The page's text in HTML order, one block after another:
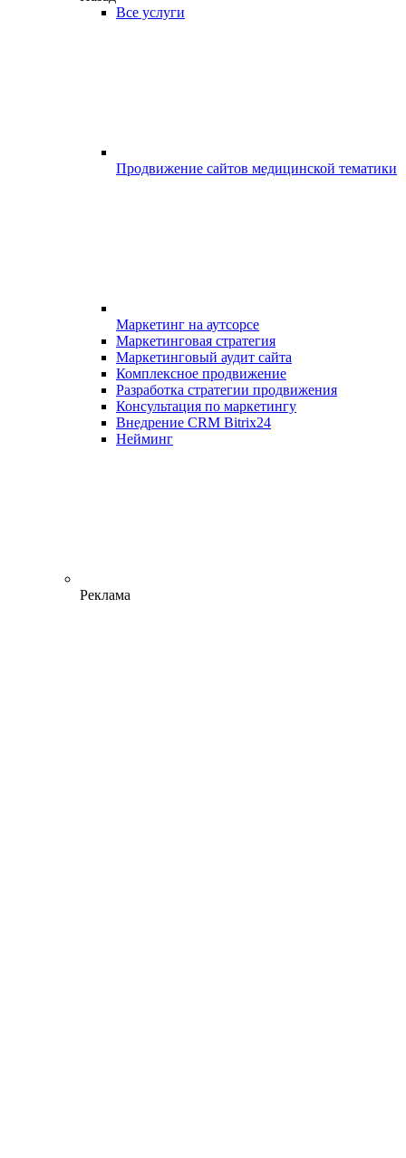
Все услуги
Продвижение сайтов медицинской тематики
Маркетинг на аутсорсе
Маркетинговая стратегия
Маркетинговый аудит сайта
Комплексное продвижение
Разработка стратегии продвижения
Консультация по маркетингу
Внедрение CRM Bitrix24
Нейминг
Реклама